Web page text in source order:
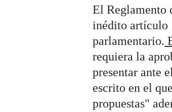
El Reglamento
inédito artículo
parlamentario.
requiera la
presentar ante
escrito en el
propuestas"